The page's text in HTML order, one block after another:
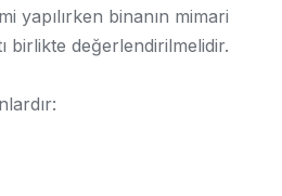
yapılırken binanın mimari
birlikte değerlendirilmelidir.